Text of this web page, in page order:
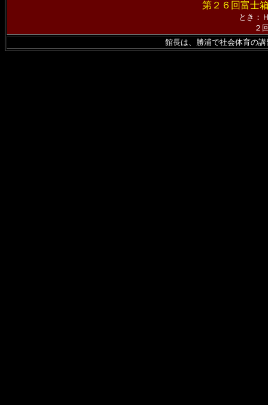
第２６回富士
とき：
２
館長は、勝浦で社会体育の